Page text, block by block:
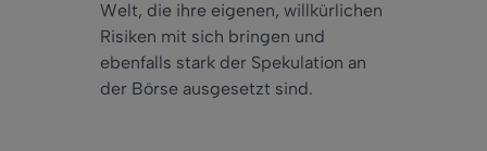
Welt, die ihre eigenen, willkürlichen
Risiken mit sich bringen und
ebenfalls stark der Spekulation an
der Börse ausgesetzt sind.